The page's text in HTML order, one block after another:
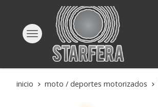
inicio moto / deportes motorizados